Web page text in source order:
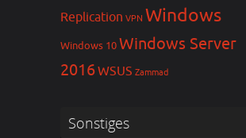
Replication VPN Windows
Windows 10Windows Server
2016WSUS Zammad
Sonstiges